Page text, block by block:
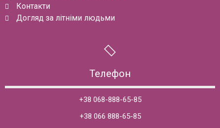
Контакти
Догляд за літніми людьми
Телефон
+38 068-888-65-85
+38 066 888-65-85